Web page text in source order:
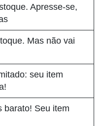
Apresse-se,
Mas não vai
seu item
barato! Seu item